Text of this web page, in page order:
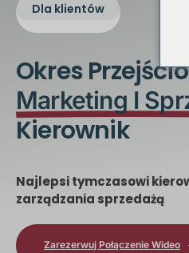
Dla klientów
Okres
Marketing I
Kierownik
Najlepsi tymczasowi
zarządzania sprzedażą
Zarezerwuj Połączenie Wideo